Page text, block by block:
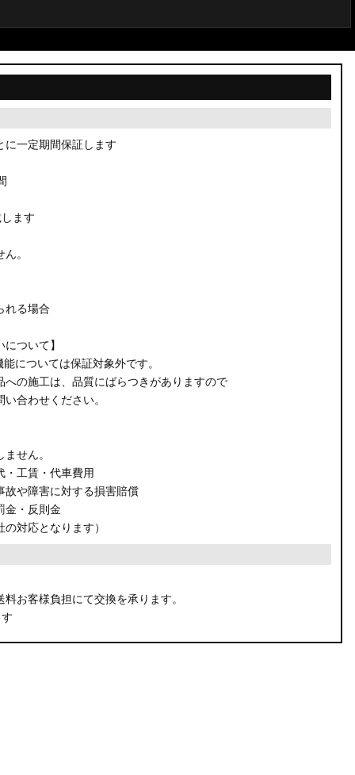
に一定期間保証します
ます
。
れる場合
ついて】
については保証対象外です。
の施工は、品質にばらつきがありますので
合わせください。
せん。
・工賃・代車費用
故や障害に対する損害賠償
金・反則金
対応となります）
お客様負担にて交換を承ります。